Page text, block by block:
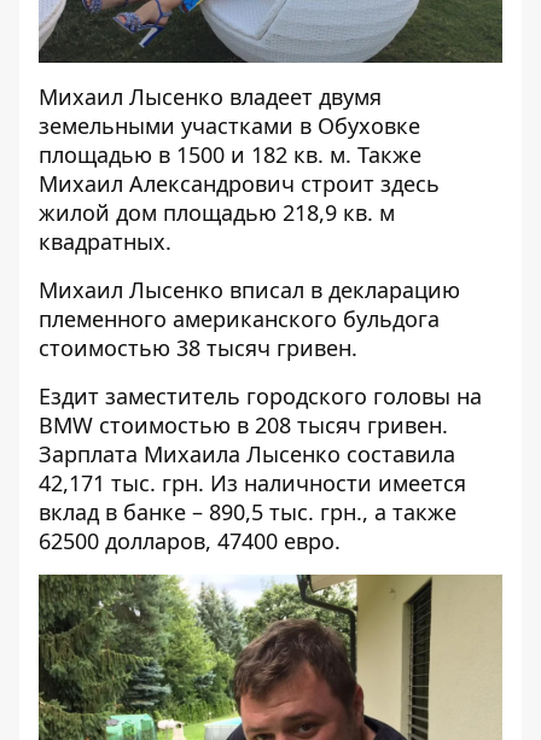
Михаил Лысенко владеет двумя
земельными участками в Обуховке
площадью в 1500 и 182 кв. м. Также
Михаил Александрович строит здесь
жилой дом площадью 218,9 кв. м
квадратных.
Михаил Лысенко вписал в декларацию
племенного американского бульдога
стоимостью 38 тысяч гривен.
Ездит заместитель городского головы на
BMW стоимостью в 208 тысяч гривен.
Зарплата Михаила Лысенко составила
42,171 тыс. грн. Из наличности имеется
вклад в банке – 890,5 тыс. грн., а также
62500 долларов, 47400 евро.